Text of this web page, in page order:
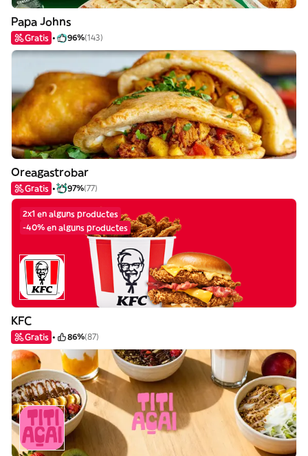
Papa Johns
Gratis 96%(143)
Oreagastrobar
Gratis 97%(77)
2x1 en alguns productes
-40% en alguns productes
KFC
Gratis 86%(87)